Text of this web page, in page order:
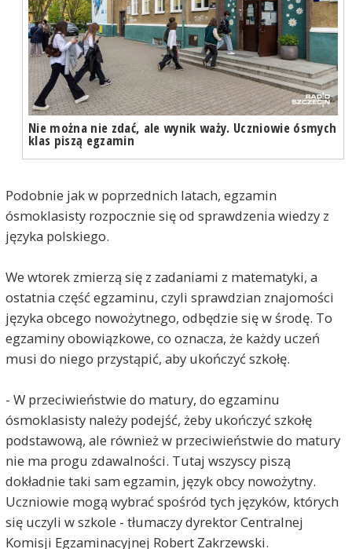
Nie można nie zdać, ale wynik waży. Uczniowie ósmych
klas piszą egzamin
Podobnie jak w poprzednich latach, egzamin
ósmoklasisty rozpocznie się od sprawdzenia wiedzy z
języka polskiego.
We wtorek zmierzą się z zadaniami z matematyki, a
ostatnia część egzaminu, czyli sprawdzian znajomości
języka obcego nowożytnego, odbędzie się w środę. To
egzaminy obowiązkowe, co oznacza, że każdy uczeń
musi do niego przystąpić, aby ukończyć szkołę.
- W przeciwieństwie do matury, do egzaminu
ósmoklasisty należy podejść, żeby ukończyć szkołę
podstawową, ale również w przeciwieństwie do matury
nie ma progu zdawalności. Tutaj wszyscy piszą
dokładnie taki sam egzamin, język obcy nowożytny.
Uczniowie mogą wybrać spośród tych języków, których
się uczyli w szkole - tłumaczy dyrektor Centralnej
Komisji Egzaminacyjnej Robert Zakrzewski.